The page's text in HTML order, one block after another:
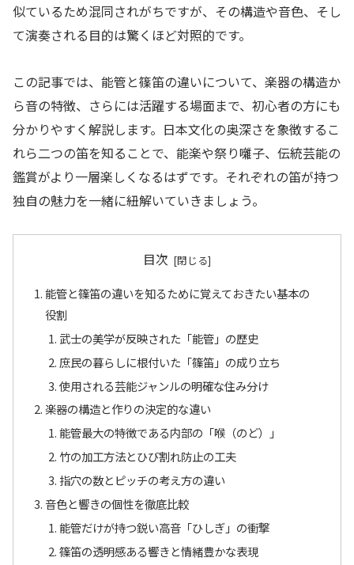
似ているため混同されがちですが、その構造や音色、そし
て演奏される目的は驚くほど対照的です。
この記事では、能管と篠笛の違いについて、楽器の構造か
ら音の特徴、さらには活躍する場面まで、初心者の方にも
分かりやすく解説します。日本文化の奥深さを象徴するこ
れら二つの笛を知ることで、能楽や祭り囃子、伝統芸能の
鑑賞がより一層楽しくなるはずです。それぞれの笛が持つ
独自の魅力を一緒に紐解いていきましょう。
目次
能管と篠笛の違いを知るために覚えておきたい基本の
役割
武士の美学が反映された「能管」の歴史
庶民の暮らしに根付いた「篠笛」の成り立ち
使用される芸能ジャンルの明確な住み分け
楽器の構造と作りの決定的な違い
能管最大の特徴である内部の「喉（のど）」
竹の加工方法とひび割れ防止の工夫
指穴の数とピッチの考え方の違い
音色と響きの個性を徹底比較
能管だけが持つ鋭い高音「ひしぎ」の衝撃
篠笛の透明感ある響きと情緒豊かな表現